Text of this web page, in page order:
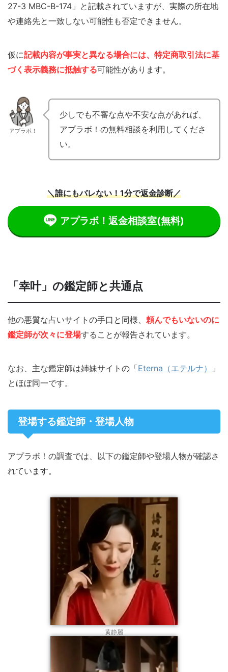
27-3 MBC-B-174」と記載されていますが、実際の所在地
や連絡先と一致しない可能性も否定できません。
仮に記載内容が事実と異なる場合には、特定商取引法に基
づく表示義務に抵触する可能性があります。
アプラボ！
少しでも不審な点や不安な点があれば、
アプラボ！の無料相談を利用してくださ
い。
＼誰にもバレない！1分で返金診断／
アプラボ！返金相談室(無料)
「幸叶」の鑑定師と共通点
他の悪質な占いサイトの手口と同様、 頼んでもいないのに
鑑定師が次々に登場することが報告されています。
なお、主な鑑定師は姉妹サイトの「Eterna（エテルナ）
」
とほぼ同一です。
登場する鑑定師・登場人物
アプラボ！の調査では、以下の鑑定師や登場人物が確認さ
れています。
黄静麗